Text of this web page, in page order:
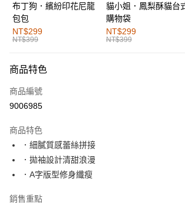
運送方式
全家取貨付款
每筆NT$60，滿NT$1,000(含以上)免運費
付款後全家取貨
萊爾富取貨付款
付款後萊爾富取貨
每筆NT$60，滿NT$1,000(含以上)免運費
7-11取貨付款
每筆NT$60，滿NT$1,000(含以上)免運費
布丁狗．繽紛印花尼龍
包包
NT$299
NT$399
貓小姐．鳳梨酥貓台
購物袋
NT$299
NT$399
商品特色
商品編號
9006985
商品特色
．細膩質感蕾絲拼接
．拋袖設計清甜浪漫
．A字版型修身纖瘦
銷售重點